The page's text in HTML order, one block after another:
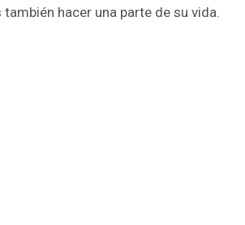
hacer una parte de su vida.